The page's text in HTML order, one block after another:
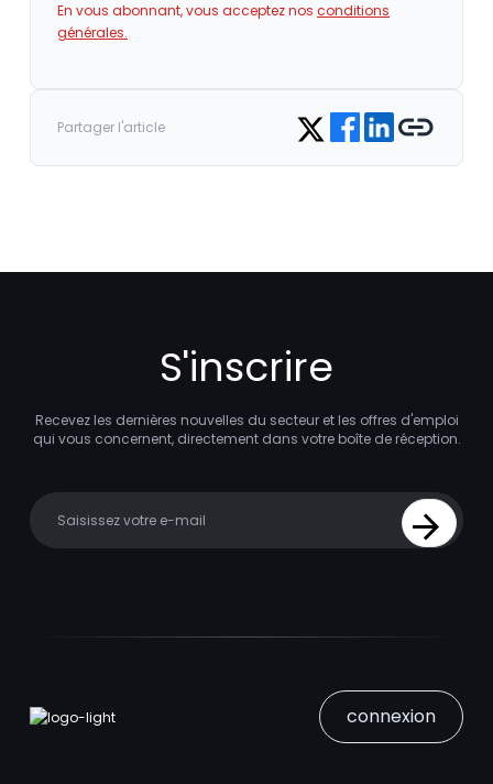
En vous abonnant, vous acceptez nos conditions
générales.
Partager l'article Share on Twitter
Share on Facebook
Share on LinkedIn
Copy link
S'inscrire
Recevez les dernières nouvelles du secteur et les offres d'emploi
qui vous concernent, directement dans votre boîte de réception.
Sign Up
connexion